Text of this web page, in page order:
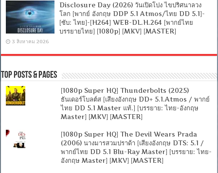
Disclosure Day (2026) วันเปิดโปง ไขปริศนาลวง
โลก [พากย์ อังกฤษ DDP 5.1 Atmos/ไทย DD 5.1]-
[ซับ: ไทย]-[H264] WEB-DL.H.264 [พากย์ไทย
บรรยายไทย] [1080p] [MKV] [MASTER]
3 สิงหาคม 2026
Top Posts & Pages
[1080p Super HQ] Thunderbolts (2025)
ธันเดอร์โบลต์ส [เสียงอังกฤษ DD+ 5.1.Atmos / พากย์
ไทย DD 5.1 Master แท้.] [บรรยาย: ไทย-อังกฤษ
Master] [MKV] [MASTER]
[1080p Super HQ] The Devil Wears Prada
(2006) นางมารสวมปราด้า [เสียงอังกฤษ DTS: 5.1 /
พากย์ไทย DD 5.1 Blu-Ray Master] [บรรยาย: ไทย-
อังกฤษ Master] [MKV] [MASTER]